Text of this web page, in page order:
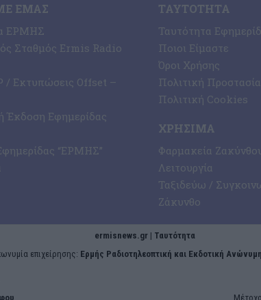
ΕΜΆΣ
ΕΡΜΗΣ
Σταθμός Ermis Radio
/ Εκτυπώσεις Offset –
Έκδοση Εφημερίδας
“ΕΡΜΗΣ”
ΤΑΥΤΌΤΗΤΑ
Ταυτότητα
Ποιοι Είμαστε
Όροι Χρήσης
Πολιτική
Πολιτική Cookies
ΧΡΉΣΙΜΑ
Φαρμακεία
Λειτουργία
Ταξιδεύω /
Ζάκυνθο
ermisnews.gr | Ταυτότητα
επιχείρησης: Ερμής Ραδιοτηλεοπτική και Εκδοτική